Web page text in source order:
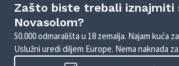
Zašto biste trebali iznajmiti
Novasolom?
50.000 odmarališta u 18 zemalja. Najam kuća
Uslužni uredi diljem Europe. Nema naknada